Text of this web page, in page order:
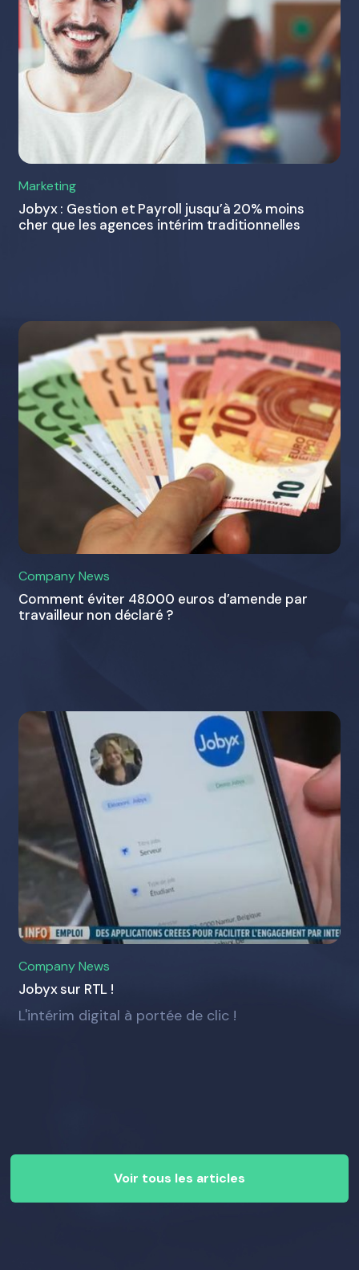
Marketing
Jobyx : Gestion et Payroll jusqu’à 20% moins
cher que les agences intérim traditionnelles
Company News
Comment éviter 48.000 euros d’amende par
travailleur non déclaré ?
Company News
Jobyx sur RTL !
L'intérim digital à portée de clic !
Voir tous les articles